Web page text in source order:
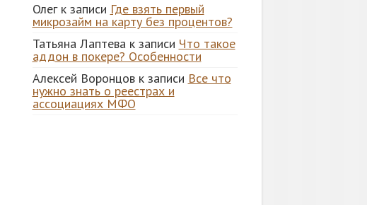
Олегк записи Где взять первый
микрозайм на карту без процентов?
Татьяна Лаптевак записи Что такое
аддон в покере? Особенности
Алексей Воронцовк записи Все что
нужно знать о реестрах и
ассоциациях МФО